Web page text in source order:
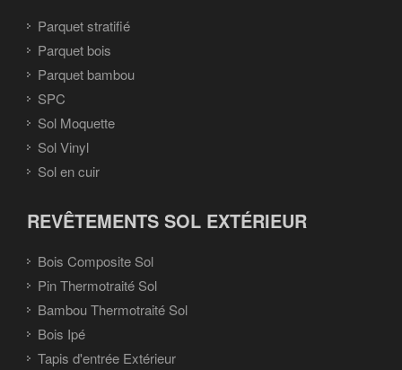
Parquet stratifié
Parquet bois
Parquet bambou
SPC
Sol Moquette
Sol Vinyl
Sol en cuir
REVÊTEMENTS SOL EXTÉRIEUR
Bois Composite Sol
Pin Thermotraité Sol
Bambou Thermotraité Sol
Bois Ipé
Tapis d'entrée Extérieur